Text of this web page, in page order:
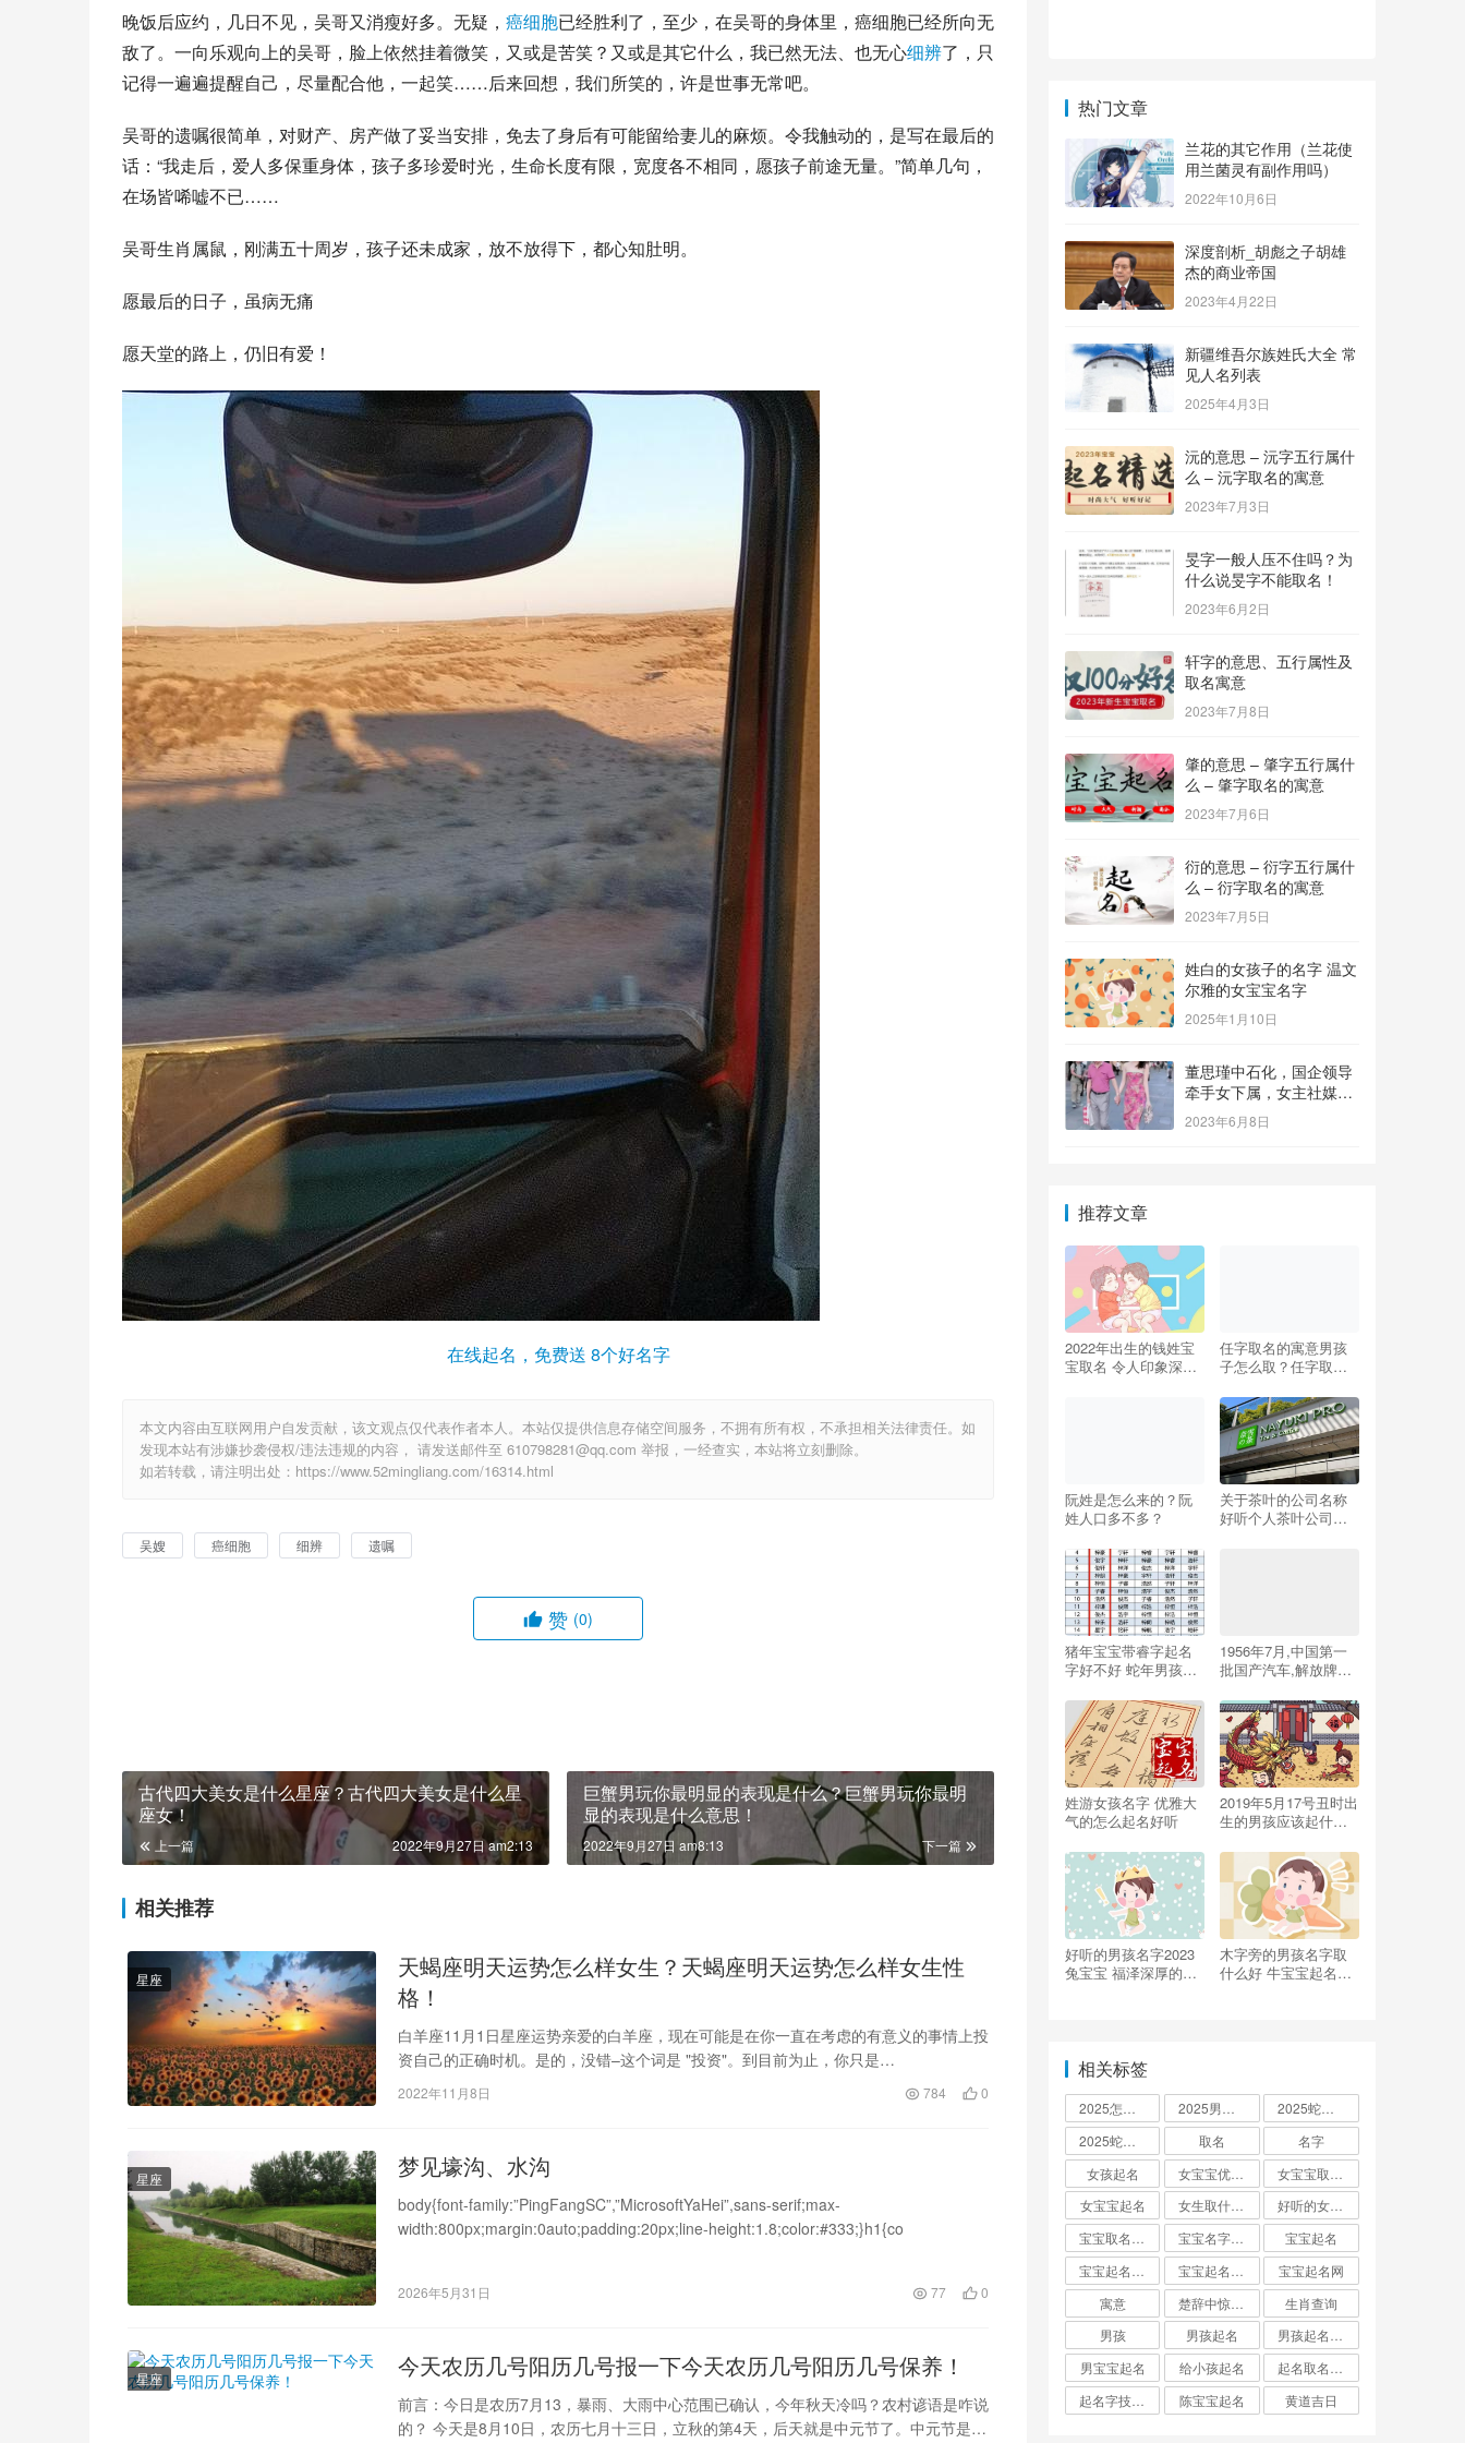
晚饭后应约，几日不见，吴哥又消瘦好多。无疑， 癌细胞已经胜利了，至少，在吴哥的身体里，癌细胞已经所向无
敌了。一向乐观向上的吴哥，脸上依然挂着微笑，又或是苦笑？又或是其它什么，我已然无法、也无心细辨了，只
记得一遍遍提醒自己，尽量配合他，一起笑……后来回想，我们所笑的，许是世事无常吧。
吴哥的遗嘱很简单，对财产、房产做了妥当安排，免去了身后有可能留给妻儿的麻烦。令我触动的，是写在最后的
话：“我走后，爱人多保重身体，孩子多珍爱时光，生命长度有限，宽度各不相同，愿孩子前途无量。”简单几句，
在场皆唏嘘不已……
吴哥生肖属鼠，刚满五十周岁，孩子还未成家，放不放得下，都心知肚明。
愿最后的日子，虽病无痛
愿天堂的路上，仍旧有爱！
在线起名，免费送 8个好名字
本文内容由互联网用户自发贡献，该文观点仅代表作者本人。本站仅提供信息存储空间服务，不拥有所有权，不承担相关法律责任。如
发现本站有涉嫌抄袭侵权/违法违规的内容， 请发送邮件至 610798281@qq.com 举报，一经查实，本站将立刻删除。
如若转载，请注明出处：https://www.52mingliang.com/16314.html
吴嫂 癌细胞 细辨 遗嘱
赞 (0)
古代四大美女是什么星座？古代四大美女是什么星
座女！
上一篇 2022年9月27日 am2:13
巨蟹男玩你最明显的表现是什么？巨蟹男玩你最明
显的表现是什么意思！
下一篇
2022年9月27日 am8:13
相关推荐
星座
天蝎座明天运势怎么样女生？天蝎座明天运势怎么样女生性
格！
白羊座11月1日星座运势亲爱的白羊座，现在可能是在你一直在考虑的有意义的事情上投
资自己的正确时机。是的，没错–这个词是 "投资"。到目前为止，你只是…
2022年11月8日 784 0
星座 梦见壕沟、水沟
body{font-family:”PingFangSC”,”MicrosoftYaHei”,sans-serif;max-
width:800px;margin:0auto;padding:20px;line-height:1.8;color:#333;}h1{co
2026年5月31日 77 0
星座 今天农历几号阳历几号报一下今天农历几号阳历几号保养！
前言：今日是农历7月13，暴雨、大雨中心范围已确认，今年秋天冷吗？农村谚语是咋说
的？ 今天是8月10日，农历七月十三日，立秋的第4天，后天就是中元节了。中元节是我
热门文章
兰花的其它作用（兰花使
用兰菌灵有副作用吗）
2022年10月6日
深度剖析_胡彪之子胡雄
杰的商业帝国
2023年4月22日
新疆维吾尔族姓氏大全 常
见人名列表
2025年4月3日
沅的意思 – 沅字五行属什
么 – 沅字取名的寓意
2023年7月3日
旻字一般人压不住吗？为
什么说旻字不能取名！
2023年6月2日
轩字的意思、五行属性及
取名寓意
2023年7月8日
肇的意思 – 肇字五行属什
么 – 肇字取名的寓意
2023年7月6日
衍的意思 – 衍字五行属什
么 – 衍字取名的寓意
2023年7月5日
姓白的女孩子的名字 温文
尔雅的女宝宝名字
2025年1月10日
董思瑾中石化，国企领导
牵手女下属，女主社媒晒
钻戒，奢侈品众多还要买
保险箱
2023年6月8日
推荐文章
2022年出生的钱姓宝
宝取名 令人印象深刻
任字取名的寓意男孩
子怎么取？任字取名
阮姓是怎么来的？阮
姓人口多不多？
关于茶叶的公司名称
好听个人茶叶公司起
猪年宝宝带睿字起名
字好不好 蛇年男孩名
1956年7月,中国第一
批国产汽车,解放牌载
国第一批国产汽车,解
放牌载重汽车ca10!
姓游女孩名字 优雅大
气的怎么起名好听
2019年5月17号丑时出
生的男孩应该起什么
好听的男孩名字2023
兔宝宝 福泽深厚的男
木字旁的男孩名字取
什么好 牛宝宝起名精
相关标签
取名
名字
女孩起名
女宝宝起名
宝宝起名
宝宝起名网
寓意
生肖查询
男孩
男孩起名
男宝宝起名
给小孩起名
陈宝宝起名 黄道吉日